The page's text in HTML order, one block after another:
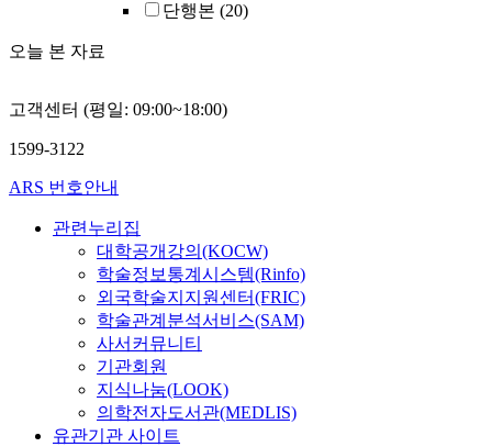
단행본 (20)
오늘 본 자료
고객센터 (평일: 09:00~18:00)
1599-3122
ARS 번호안내
관련누리집
대학공개강의(KOCW)
학술정보통계시스템(Rinfo)
외국학술지지원센터(FRIC)
학술관계분석서비스(SAM)
사서커뮤니티
기관회원
지식나눔(LOOK)
의학전자도서관(MEDLIS)
유관기관 사이트